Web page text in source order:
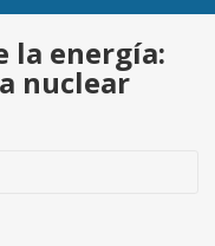
la energía:
nuclear